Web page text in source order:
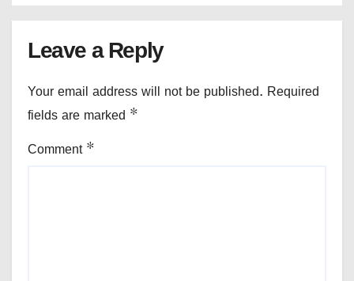
Leave a Reply
Your email address will not be published. Required
fields are marked *
Comment *